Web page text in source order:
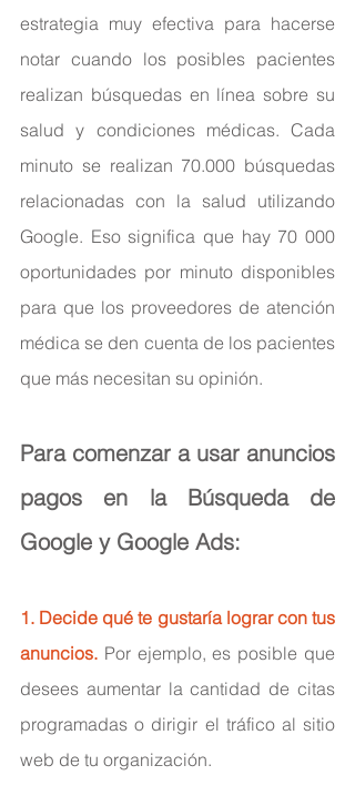
estrategia muy efectiva para hacerse
notar cuando los posibles pacientes
realizan búsquedas en línea sobre su
salud y condiciones médicas. Cada
minuto se realizan 70.000 búsquedas
relacionadas con la salud utilizando
Google. Eso significa que hay 70 000
oportunidades por minuto disponibles
para que los proveedores de atención
médica se den cuenta de los pacientes
que más necesitan su opinión.
Para comenzar a usar anuncios
pagos en la Búsqueda de
Google y Google Ads:
1. Decide qué te gustaría lograr con tus
anuncios. Por ejemplo, es posible que
desees aumentar la cantidad de citas
programadas o dirigir el tráfico al sitio
web de tu organización.